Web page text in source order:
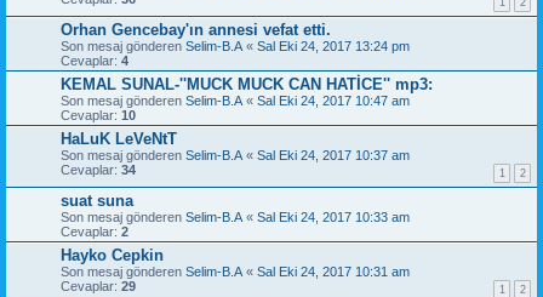
Orhan Gencebay'ın annesi vefat etti.
Son mesaj gönderen Selim-B.A « Sal Eki 24, 2017 13:24 pm
Cevaplar: 4
KEMAL SUNAL-''MUCK MUCK CAN HATİCE'' mp3:
Son mesaj gönderen Selim-B.A « Sal Eki 24, 2017 10:47 am
Cevaplar: 10
HaLuK LeVeNtT
Son mesaj gönderen Selim-B.A « Sal Eki 24, 2017 10:37 am
Cevaplar: 34 1 2
suat suna
Son mesaj gönderen Selim-B.A « Sal Eki 24, 2017 10:33 am
Cevaplar: 2
Hayko Cepkin
Son mesaj gönderen Selim-B.A « Sal Eki 24, 2017 10:31 am
Cevaplar: 29 1 2